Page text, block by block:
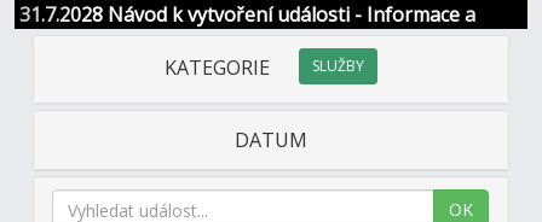
31.7.2028 Návod k vytvoření události - Informace a
kontakt
KATEGORIE SLUŽBY
DATUM
OK